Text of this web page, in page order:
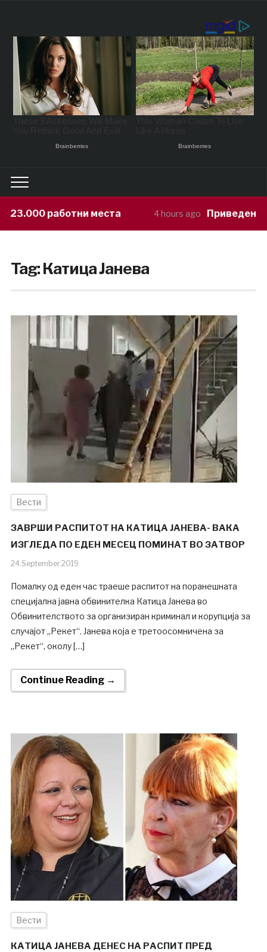
работни места 4 hours ago Приведен возач
Tag:Катица Јанева
Вести
ЗАВРШИ РАСПИТОТ НА КАТИЦА ЈАНЕВА- ВАКА
ИЗГЛЕДА ПО ЕДЕН МЕСЕЦ ПОМИНАТ ВО ЗАТВОР
24.September.2019
Помалку од еден час траеше распитот на поранешната
специјална јавна обвинителка Катица Јанева во
Обвинителството за организиран криминал и корупција за
случајот „Рекет“. Јанева која е третоосомничена за
„Рекет“, околу […]
Continue Reading →
Вести
КАТИЦА ЈАНЕВА ДЕНЕС НА РАСПИТ ПРЕД